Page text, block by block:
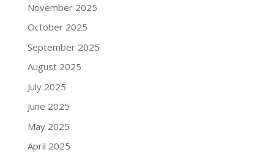
November 2025
October 2025
September 2025
August 2025
July 2025
June 2025
May 2025
April 2025